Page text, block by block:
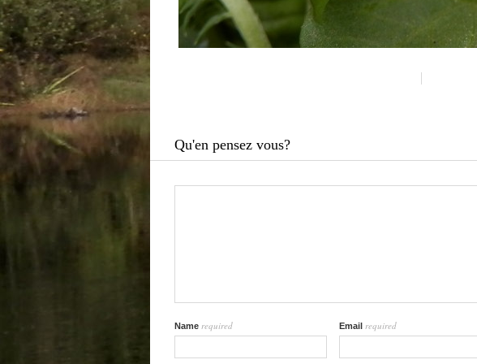
Qu'en pensez vous?
Name required Email required